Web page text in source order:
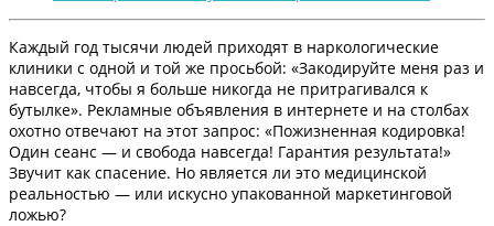
Каждый год тысячи людей приходят в наркологические
клиники с одной и той же просьбой: «Закодируйте меня раз и
навсегда, чтобы я больше никогда не притрагивался к
бутылке». Рекламные объявления в интернете и на столбах
охотно отвечают на этот запрос: «Пожизненная кодировка!
Один сеанс — и свобода навсегда! Гарантия результата!»
Звучит как спасение. Но является ли это медицинской
реальностью — или искусно упакованной маркетинговой
ложью?